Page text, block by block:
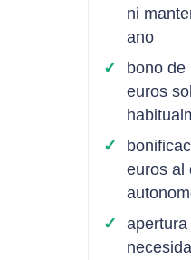
ni
ano
bono de
euros
euros al